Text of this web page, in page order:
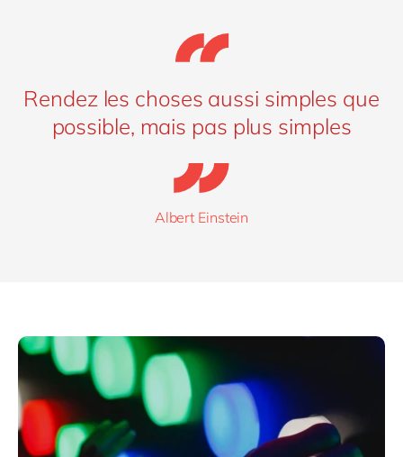
Rendez les choses aussi simples que
possible, mais pas plus simples
Albert Einstein